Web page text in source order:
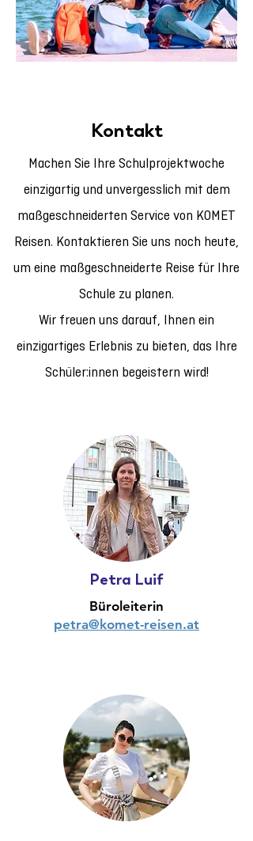
Kontakt
Machen Sie Ihre Schulprojektwoche
einzigartig und unvergesslich mit dem
maßgeschneiderten Service von KOMET
Reisen. Kontaktieren Sie uns noch heute,
um eine maßgeschneiderte Reise für Ihre
Schule zu planen.
Wir freuen uns darauf, Ihnen ein
einzigartiges Erlebnis zu bieten, das Ihre
Schüler:innen begeistern wird!
Petra Luif
Büroleiterin
petra@komet-reisen.at